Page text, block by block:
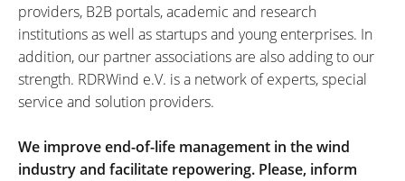
providers, B2B portals, academic and research
institutions as well as startups and young enterprises. In
addition, our partner associations are also adding to our
strength. RDRWind e.V. is a network of experts, special
service and solution providers.
We improve end-of-life management in the wind
industry and facilitate repowering. Please, inform